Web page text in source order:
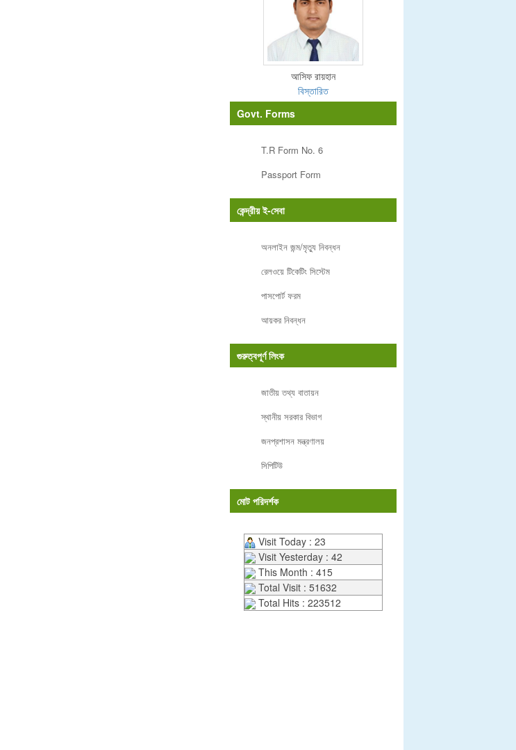
আসিফ রায়হান
বিস্তারিত
Govt. Forms
T.R Form No. 6
Passport Form
কেন্দ্রীয় ই-সেবা
অনলাইন জন্ম/মৃত্যু নিবন্ধন
রেলওয়ে টিকেটিং সিস্টেম
পাসপোর্ট ফরম
আয়কর নিবন্ধন
গুরুত্বপূর্ণ লিংক
জাতীয় তথ্য বাতায়ন
স্থানীয় সরকার বিভাগ
জনপ্রশাসন মন্ত্রণালয়
সিপিটিউ
মোট পরিদর্শক
Visit Today : 23
Visit Yesterday : 42
This Month : 415
Total Visit : 51632
Total Hits : 223512